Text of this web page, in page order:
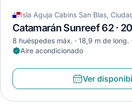
Isla Aguja Cabins San Blas,
Catamarán Sunreef 62 ·
8 huéspedes máx. 18,9 m de long.
Aire acondicionado
Ver